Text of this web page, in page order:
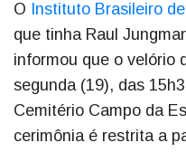
O Instituto Brasileiro
que tinha Raul
informou que o velório
segunda (19), das
Cemitério Campo da
cerimônia é restrita a